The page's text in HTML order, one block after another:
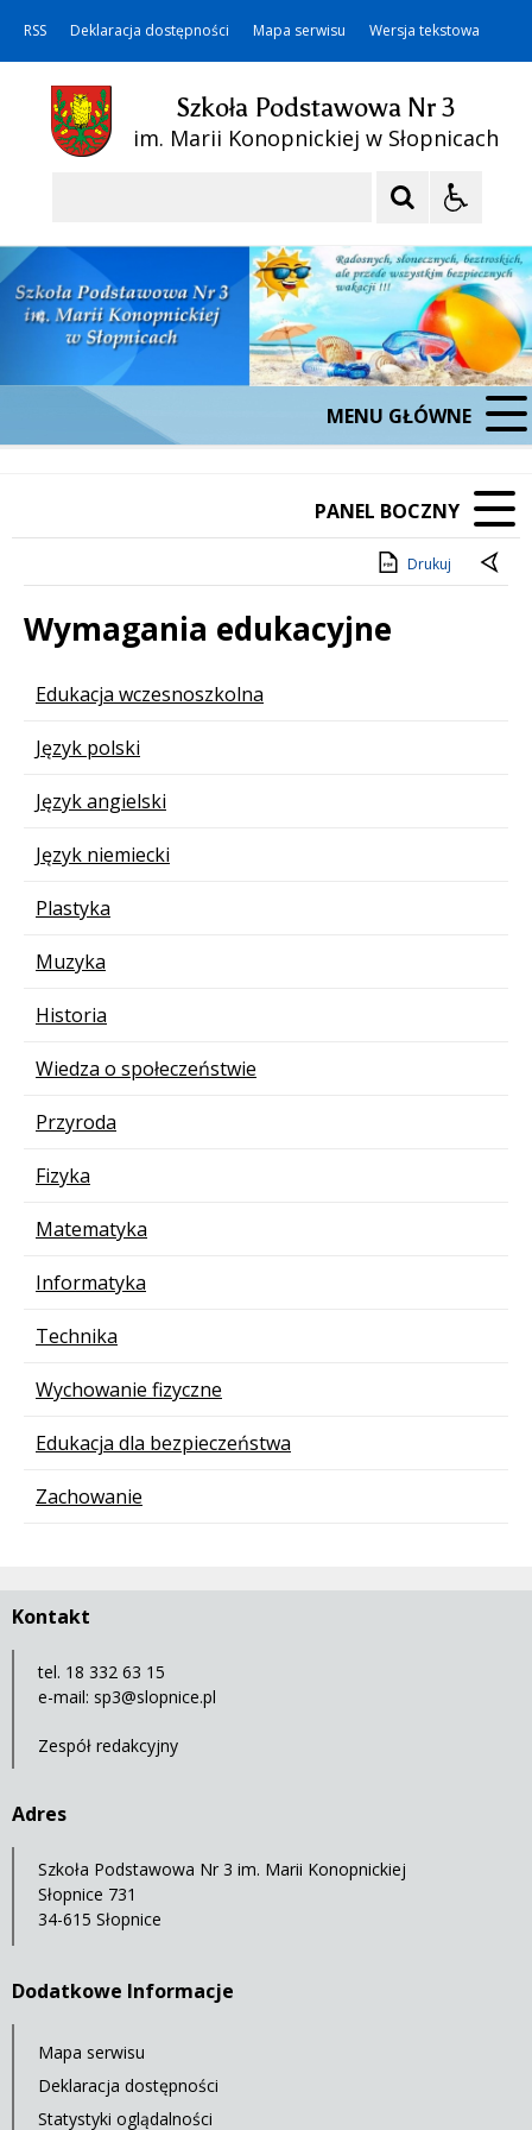
RSS Deklaracja dostępności Mapa serwisu Wersja tekstowa
Szkoła Podstawowa Nr 3
im. Marii Konopnickiej w Słopnicach
MENU GŁÓWNE
PANEL BOCZNY
Drukuj
Wymagania edukacyjne
Lista stron
Edukacja wczesnoszkolna
Język polski
Język angielski
Język niemiecki
Plastyka
Muzyka
Historia
Wiedza o społeczeństwie
Przyroda
Fizyka
Matematyka
Informatyka
Technika
Wychowanie fizyczne
Edukacja dla bezpieczeństwa
Zachowanie
Kontakt
tel. 18 332 63 15
e-mail: sp3@slopnice.pl
Zespół redakcyjny
Adres
Szkoła Podstawowa Nr 3 im. Marii Konopnickiej
Słopnice 731
34-615 Słopnice
Dodatkowe Informacje
Mapa serwisu
Deklaracja dostępności
Statystyki oglądalności